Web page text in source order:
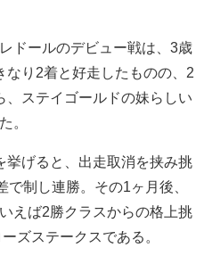
ドールのデビュー戦は、3歳
なり2着と好走したものの、2
、ステイゴールドの妹らしい
。
挙げると、出走取消を挟み挑
制し連勝。その1ヶ月後、
えば2勝クラスからの格上挑
ズステークスである。